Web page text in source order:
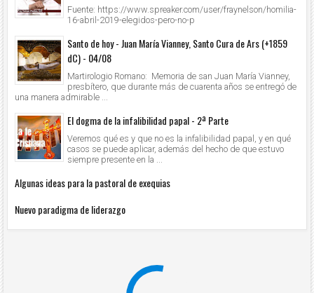
Fuente: https://www.spreaker.com/user/fraynelson/homilia-
16-abril-2019-elegidos-pero-no-p
Santo de hoy - Juan María Vianney, Santo Cura de Ars (+1859
dC) - 04/08
Martirologio Romano: Memoria de san Juan María Vianney,
presbítero, que durante más de cuarenta años se entregó de
una manera admirable ...
El dogma de la infalibilidad papal - 2ª Parte
Veremos qué es y que no es la infalibilidad papal, y en qué
casos se puede aplicar, además del hecho de que estuvo
siempre presente en la ...
Algunas ideas para la pastoral de exequias
Nuevo paradigma de liderazgo